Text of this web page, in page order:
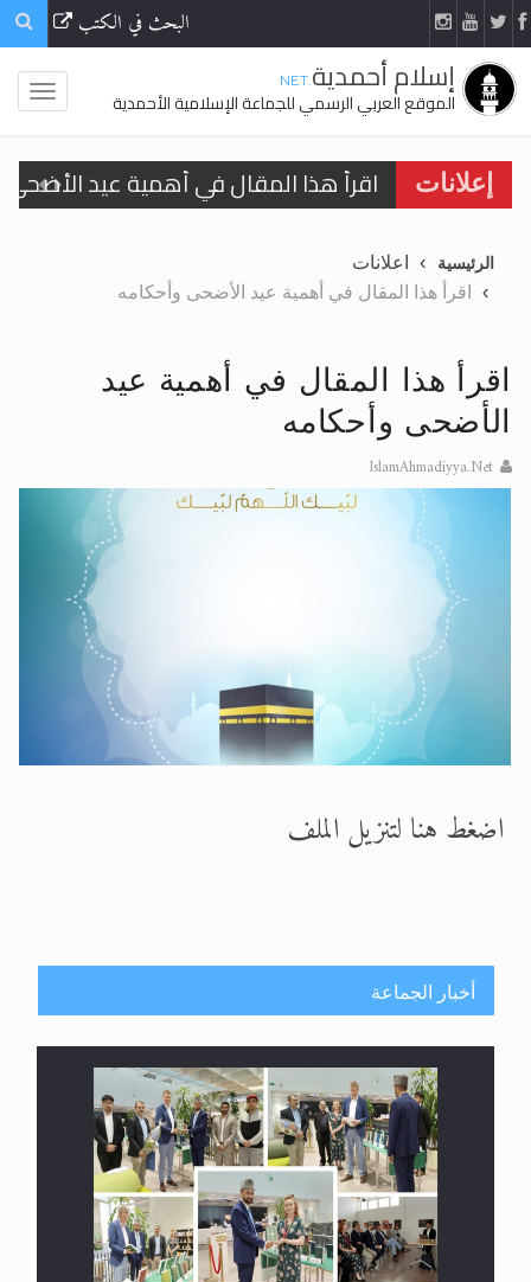
البحث في الكتب
إسلام أحمدية.NET
الموقع العربي الرسمي للجماعة الإسلامية الأحمدية
إعلانات
اقرأ هذا المقال في أهمية عيد
تعميم هامّ لأفراد الجماعة >> المزيد
اقرأ هذا الكتاب وتعرّف على حقيقة
الحجّ.. دلالات، حِكم، وأهداف >> المزيد
اقرأ هذا المقال في أهمية عيد
الرئيسية
اعلانات
اقرأ هذا المقال في أهمية عيد الأضحى وأحكامه
اقرأ هذا المقال في أهمية عيد
الأضحى وأحكامه
IslamAhmadiyya.Net
اضغط هنا لتنزيل الملف
أخبار الجماعة